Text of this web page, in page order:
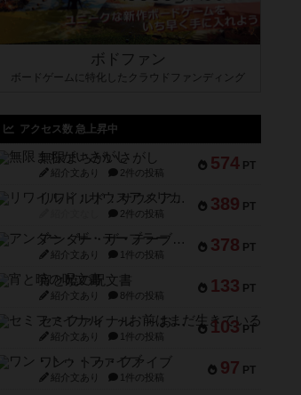
ボドファン
ボードゲームに特化したクラウドファンディング
アクセス数 急上昇中
574 PT
無限まちがいさがし
紹介文あり 2件の投稿
389 PT
リワイルド：サウスアメリカ
2件の投稿
378 PT
アンダー・ザ・テーブラー
紹介文あり 1件の投稿
133 PT
宵と暁の呪文書
紹介文あり 8件の投稿
103 PT
セミファイナル ～お前はまだ生きている～
紹介文あり 1件の投稿
97 PT
ワン・トゥ・ファイブ
紹介文あり 1件の投稿